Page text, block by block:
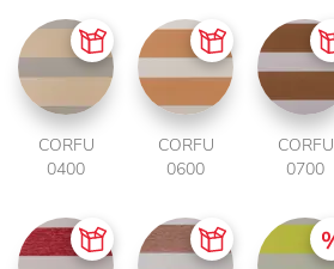
CORFU
0400
CORFU
0600
CORFU
0700